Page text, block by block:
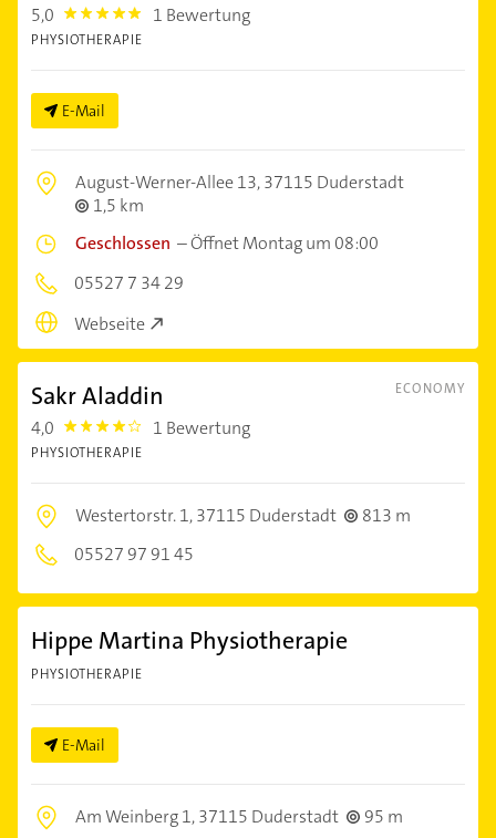
5,0 5.0 1 Bewertung
PHYSIOTHERAPIE
E-Mail
August-Werner-Allee 13,37115 Duderstadt
1,5 km
Geschlossen –Öffnet Montag um 08:00
05527 7 34 29
Webseite
ECONOMY
Sakr Aladdin
4,0 4.0 1 Bewertung
PHYSIOTHERAPIE
Westertorstr. 1,37115 Duderstadt
813 m
05527 97 91 45
Hippe Martina Physiotherapie
PHYSIOTHERAPIE
E-Mail
Am Weinberg 1,37115 Duderstadt
95 m